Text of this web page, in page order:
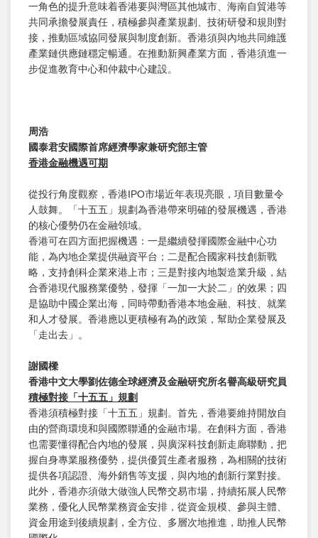
一角色的提升意味着香港要與灣區其他城市、海南自貿港等
共同承擔發展責任，積極參與產業規劃、技術研發和規則對
接，推動區域協同發展與制度創新。香港須與內地共同維護
產業鏈供應鏈穩定暢通。在推動新興產業方面，香港須進一
步促進教育中心和仲裁中心建設。
周浩
國泰君安國際首席經濟學家兼研究部主管
香港金融機遇可期
從投行角度觀察，香港IPO市場近年表現亮眼，項目數量令
人鼓舞。「十五五」規劃為香港帶來明確的發展機遇，香港
的核心優勢仍在金融領域。
香港可在四方面把握機遇：一是繼續發揮國際金融中心功
能，為內地企業提供融資平台；二是配合國家科技創新戰
略，支持創科企業來港上市；三是對接內地製造業升級，結
合香港現代服務業優勢，發揮「一加一大於二」的效果；四
是協助中國企業出海，同時帶動香港本地金融、科技、就業
和人才發展。香港應以更積極有為的政策，幫助企業發展及
「走出去」。
謝國樑
香港中文大學劉佐德全球經濟及金融研究所名譽高級研究員
積極對接「十五五」規劃
香港須積極對接「十五五」規劃。首先，香港要維持開放自
由的營商環境和與國際聯通的金融市場。在創科方面，香港
也需要懂得配合內地的發展，與廣深科技創新走廊聯動，把
握自身專業服務優勢，提供優質生產者服務，為相關的技術
提供各項認證、海外銷售等支援，與內地的創新行業對接。
此外，香港亦須做大做強人民幣交易市場，持續拓展人民幣
業務，優化人民幣業務資金安排，從資金規模、參與主體、
資金用途到後續規劃，全方位、多層次地推進，助推人民幣